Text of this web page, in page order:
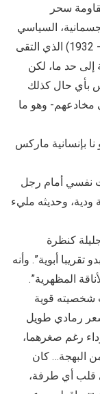
سحر
السياسي
الإسكتلندي ماونتستيوارت الفيينستون( 1829- 1932) الذي التقى
قاسية إلى حد ما، لكن
بأي حال كذلك
مخادعهم- وهو ما
1932) أيضا مفتو نا بإنسانية ماركس
نفسي أمام رجل
ودية، وحديثه مليء
كنظرة
تقريبا أبوية”. وأنه
المظهرية”.
شخصيته قوية
رمادي طويل
رغم صغرهما،
البهجة… كان
قلب أي طرفة،